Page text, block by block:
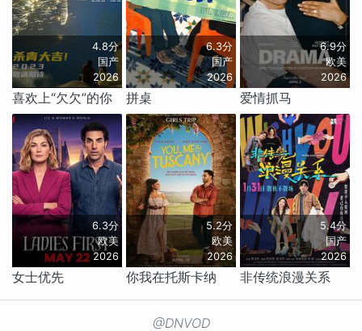
4.8分
国产
2026
喜欢上“欠欠”的你
6.3分
国产
2026
拼桌
6.9分
欧美
2026
爱情抓马
6.3分
欧美
2026
女士优先
5.2分
欧美
2026
你我在托斯卡纳
5.4分
国产
2026
非传统浪漫关系
@DNVOD